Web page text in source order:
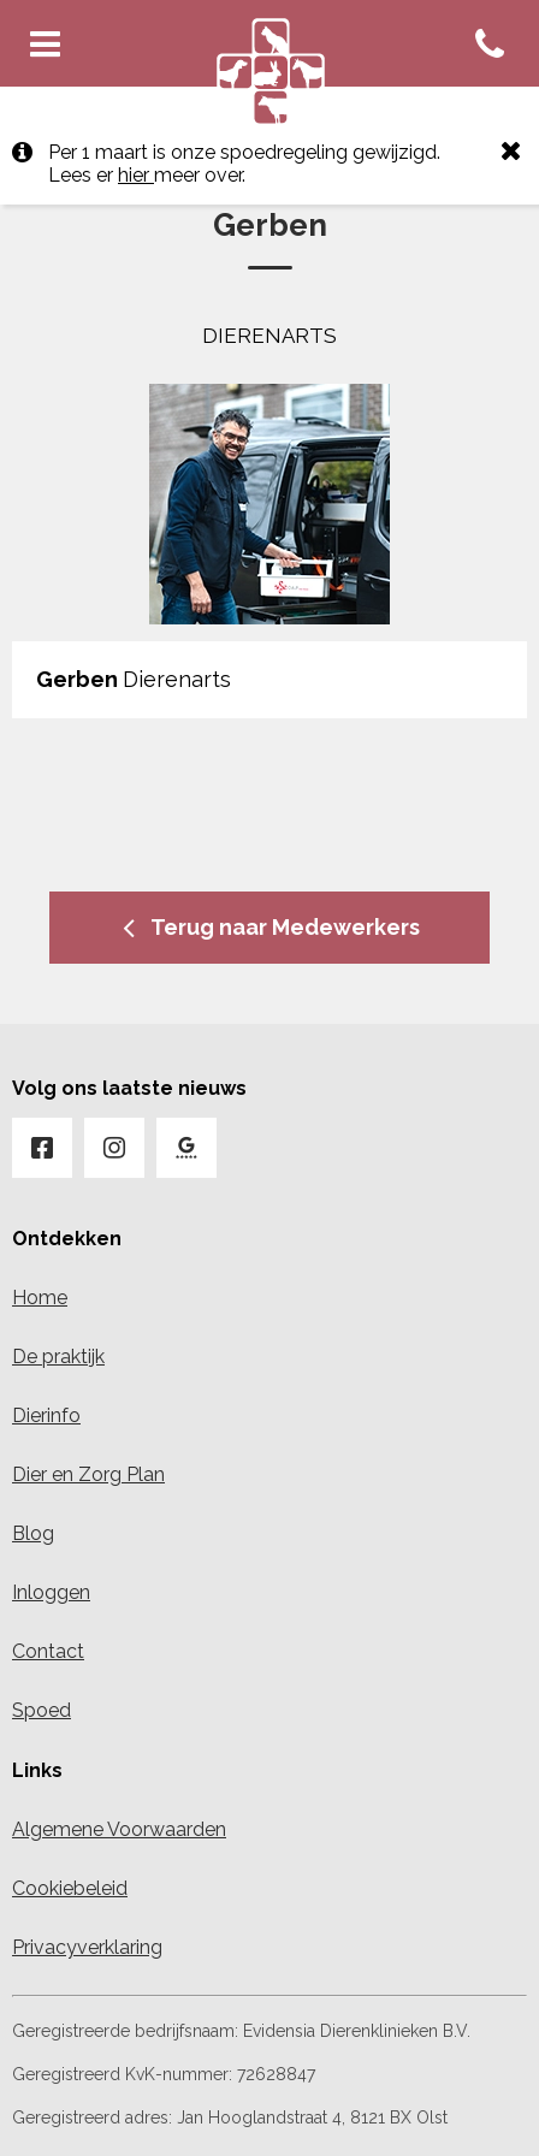
Homepage
Open
Per 1 maart is onze spoedregeling gewijzigd.
Lees er hier meer over.
Gerben
DIERENARTS
Gerben Dierenarts
Terug naar Medewerkers
Ontdekken
Home
De praktijk
Dierinfo
Dier en Zorg Plan
Blog
Inloggen
Contact
Spoed
Links
Algemene Voorwaarden
Cookiebeleid
Privacyverklaring
Volg ons laatste nieuws
Geregistreerde bedrijfsnaam: Evidensia Dierenklinieken B.V.
Geregistreerd KvK-nummer: 72628847
Geregistreerd adres: Jan Hooglandstraat 4, 8121 BX Olst